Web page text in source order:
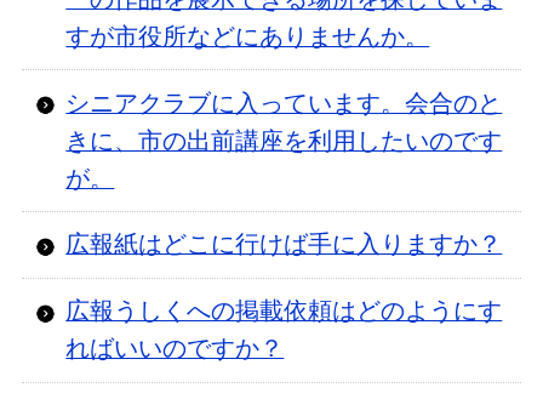
すが市役所などにありませんか。
シニアクラブに入っています。会合のと
きに、市の出前講座を利用したいのです
が。
広報紙はどこに行けば手に入りますか？
広報うしくへの掲載依頼はどのようにす
ればいいのですか？